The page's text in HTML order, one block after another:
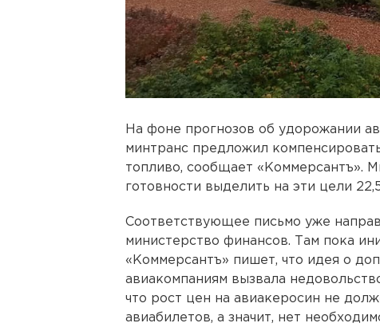
На фоне прогнозов об удорожании
минтранс предложил
топливо, сообщает «Коммерсантъ».
готовности выделить на эти цели
Соответствующее письмо уже
министерство финансов. Там пока
«Коммерсантъ» пишет, что идея о
авиакомпаниям вызвала
что рост цен на авиакеросин не
авиабилетов, а значит, нет